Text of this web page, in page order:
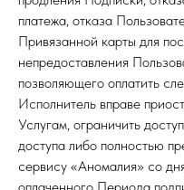
платежа, отказа
Привязанной карты для
непредоставления
позволяющего оплатить
Исполнитель вправе
Услугам, ограничить
доступа либо полностью
сервису «Аномалия» со